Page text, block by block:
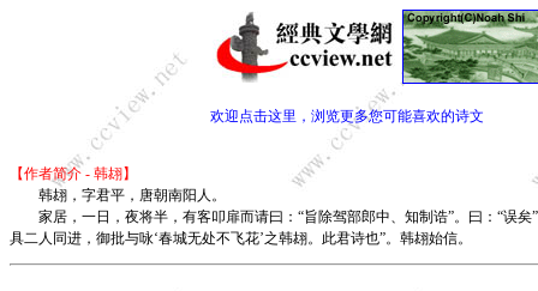
欢迎点击这里，浏览更多您可能喜欢的诗文
【作者简介 - 韩翃】
韩翃，字君平，唐朝南阳人。
家居，一日，夜将半，有客叩扉而请曰：“旨除驾部郎中、知制诰”。曰：“误矣
具二人同进，御批与咏‘春城无处不飞花’之韩翃。此君诗也”。韩翃始信。